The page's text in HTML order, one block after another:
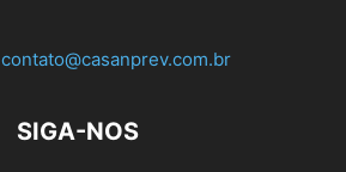
contato@casanprev.com.br
SIGA-NOS